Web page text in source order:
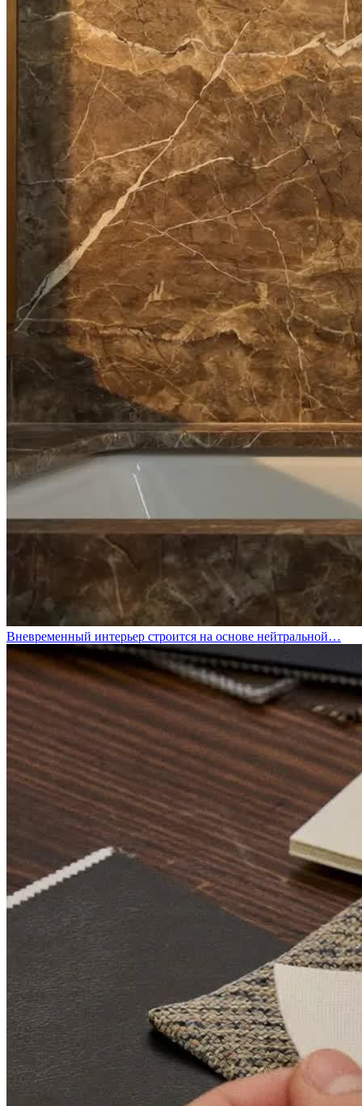
Вневременный интерьер строится на основе нейтральной…